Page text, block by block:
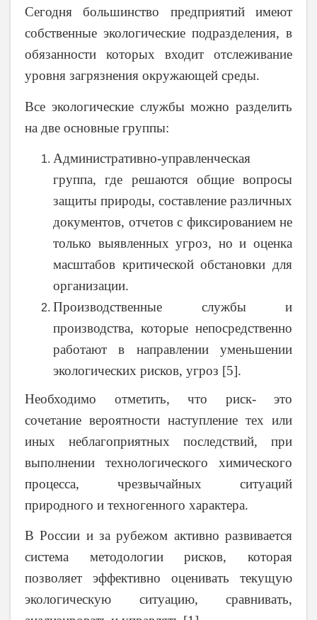
Сегодня большинство предприятий имеют
собственные экологические подразделения, в
обязанности которых входит отслеживание
уровня загрязнения окружающей среды.
Все экологические службы можно разделить
на две основные группы:
Административно-управленческая
группа, где решаются общие вопросы
защиты природы, составление различных
документов, отчетов с фиксированием не
только выявленных угроз, но и оценка
масштабов критической обстановки для
организации.
Производственные службы и
производства, которые непосредственно
работают в направлении уменьшении
экологических рисков, угроз [5].
Необходимо отметить, что риск- это
сочетание вероятности наступление тех или
иных неблагоприятных последствий, при
выполнении технологического химического
процесса, чрезвычайных ситуаций
природного и техногенного характера.
В России и за рубежом активно развивается
система методологии рисков, которая
позволяет эффективно оценивать текущую
экологическую ситуацию, сравнивать,